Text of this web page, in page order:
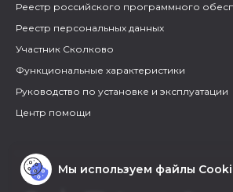
Реестр российского программного
Реестр персональных данных
Участник Сколково
Функциональные характеристики
Руководство по установке и эксплуатации
Центр помощи
Мы используем файлы